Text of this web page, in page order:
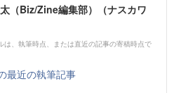
（Biz/Zine編集部）（ナスカワ
は、執筆時点、または直近の記事の寄稿時点で
最近の執筆記事